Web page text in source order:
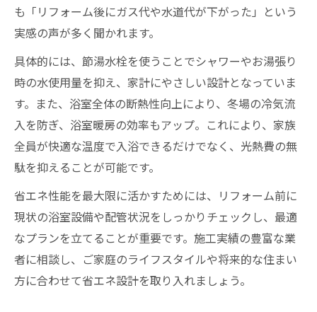
も「リフォーム後にガス代や水道代が下がった」という
実感の声が多く聞かれます。
具体的には、節湯水栓を使うことでシャワーやお湯張り
時の水使用量を抑え、家計にやさしい設計となっていま
す。また、浴室全体の断熱性向上により、冬場の冷気流
入を防ぎ、浴室暖房の効率もアップ。これにより、家族
全員が快適な温度で入浴できるだけでなく、光熱費の無
駄を抑えることが可能です。
省エネ性能を最大限に活かすためには、リフォーム前に
現状の浴室設備や配管状況をしっかりチェックし、最適
なプランを立てることが重要です。施工実績の豊富な業
者に相談し、ご家庭のライフスタイルや将来的な住まい
方に合わせて省エネ設計を取り入れましょう。